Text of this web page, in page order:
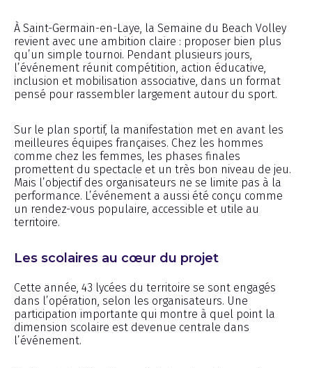
À Saint-Germain-en-Laye, la Semaine du Beach Volley
revient avec une ambition claire : proposer bien plus
qu’un simple tournoi. Pendant plusieurs jours,
l’événement réunit compétition, action éducative,
inclusion et mobilisation associative, dans un format
pensé pour rassembler largement autour du sport.
Sur le plan sportif, la manifestation met en avant les
meilleures équipes françaises. Chez les hommes
comme chez les femmes, les phases finales
promettent du spectacle et un très bon niveau de jeu.
Mais l’objectif des organisateurs ne se limite pas à la
performance. L’événement a aussi été conçu comme
un rendez-vous populaire, accessible et utile au
territoire.
Les scolaires au cœur du projet
Cette année, 43 lycées du territoire se sont engagés
dans l’opération, selon les organisateurs. Une
participation importante qui montre à quel point la
dimension scolaire est devenue centrale dans
l’événement.